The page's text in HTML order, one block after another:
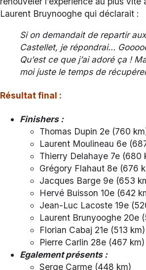
Laurent Bruynooghe qui déclarait :
Si on demandait de repartir
Castellet, je répondrai…
Qu’est ce que j’ai adoré ça !
moi juste le temps de
Résultat final :
Finishers :
Thomas Dupin 2e (760
Laurent Moulineau 6e
Thierry Delahaye 7e (680
Grégory Flahaut 8e (676
Jacques Barge 9e (653
Hervé Buisson 10e (642
Jean-Luc Lacoste 19e
Laurent Brunyooghe 20e
Florian Cabaj 21e (513 km)
Pierre Carlin 28e (467 km)
Egalement présents :
Serge Carme (448 km)